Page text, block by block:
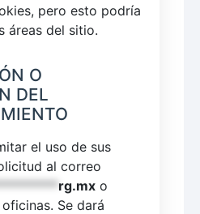
pero esto podría
áreas del sitio.
O
DEL
el uso de sus
al correo
rg.mx o
Se dará